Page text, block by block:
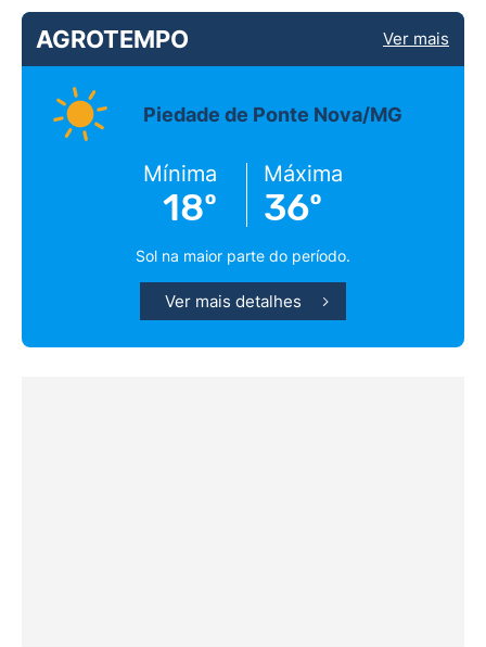
AGROTEMPO Ver mais
Piedade de Ponte Nova/MG
Mínima
18º
Máxima
36º
Sol na maior parte do período.
Ver mais detalhes